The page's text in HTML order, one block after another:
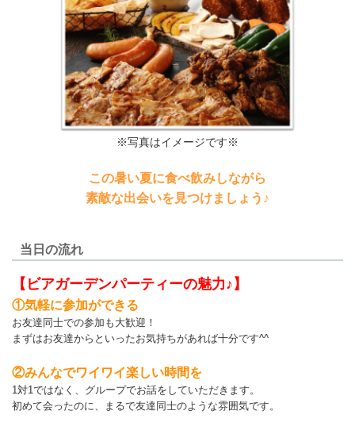
※写真はイメージです※
この暑い夏に食べ飲みしながら
素敵な出会いを見つけましょう♪
当日の流れ
【ビアガーデンパーティーの魅力♪】
①気軽に参加ができる
お友達同士での参加も大歓迎！
まずはお友達からといったお気持ちがあれば十分です^^
②みんなでワイワイ楽しい時間を
1対1ではなく、グループでお話をしていただきます。
初めて会ったのに、まるで友達同士のような雰囲気です。